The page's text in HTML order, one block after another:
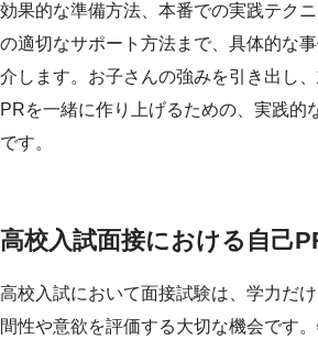
効果的な準備方法、本番での実践テク
の適切なサポート方法まで、具体的な
介します。お子さんの強みを引き出し
PRを一緒に作り上げるための、実践的
です。
高校入試面接における自己
高校入試において面接試験は、学力だ
間性や意欲を評価する大切な機会です